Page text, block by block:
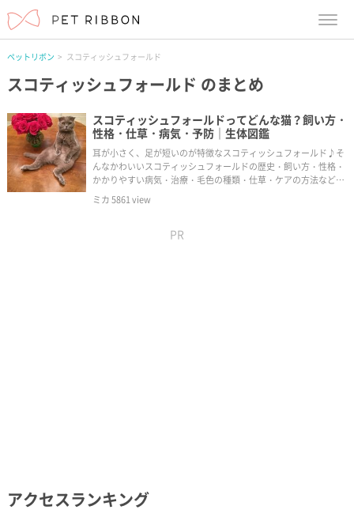
ペットリボン スコティッシュフォールド
スコティッシュフォールド のまとめ
スコティッシュフォールドってどんな猫？飼い方・
性格・仕草・病気・予防｜生体図鑑
耳が小さく、足が短いのが特徴なスコティッシュフォールド♪そ
んなかわいいスコティッシュフォールドの歴史・飼い方・性格・
かかりやすい病気・治療・毛色の種類・仕草・ケアの方法などな
どを紹介していきます。
ミカ5861view
PR
アクセスランキング